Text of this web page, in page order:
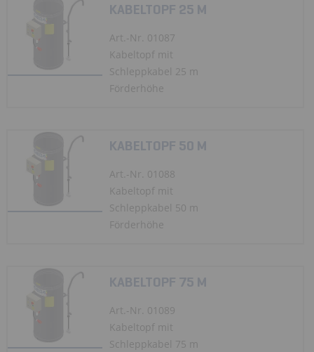
KABELTOPF 25 M
Art.-Nr. 01087
Kabeltopf mit
Schleppkabel 25 m
Förderhöhe
KABELTOPF 50 M
Art.-Nr. 01088
Kabeltopf mit
Schleppkabel 50 m
Förderhöhe
KABELTOPF 75 M
Art.-Nr. 01089
Kabeltopf mit
Schleppkabel 75 m